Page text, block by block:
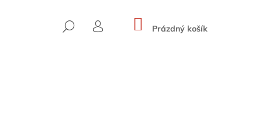
HLEDAT
PŘIHLÁŠENÍ
NÁKUPNÍ
KOŠÍK
Prázdný košík